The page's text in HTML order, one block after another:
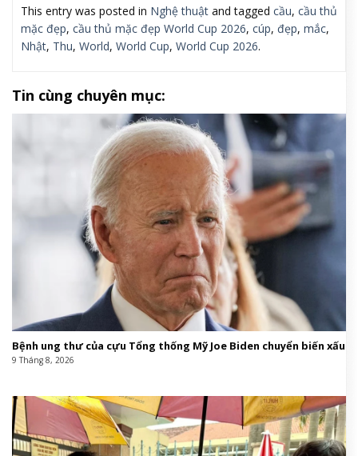
This entry was posted in Nghệ thuật and tagged cầu, cầu thủ
mặc đẹp, cầu thủ mặc đẹp World Cup 2026, cúp, đẹp, mắc,
Nhật, Thu, World, World Cup, World Cup 2026.
Tin cùng chuyên mục:
Bệnh ung thư của cựu Tổng thống Mỹ Joe Biden chuyển biến xấu
9 Tháng 8, 2026